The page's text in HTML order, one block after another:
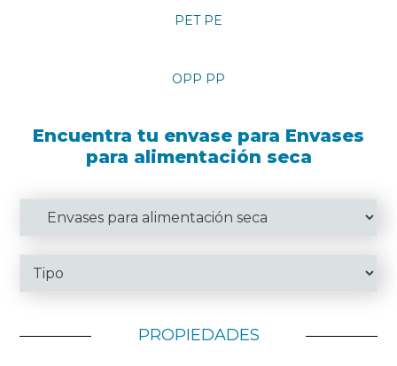
PET PE
OPP PP
Encuentra tu envase para Envases
para alimentación seca
PROPIEDADES